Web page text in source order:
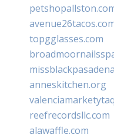
topgglasses.com
anneskitchen.org
reefrecordsllc.com
alawaffle.com